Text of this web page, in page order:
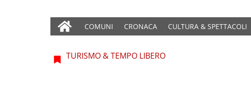
COMUNI CRONACA CULTURA & SPETTACOLI
TURISMO & TEMPO LIBERO